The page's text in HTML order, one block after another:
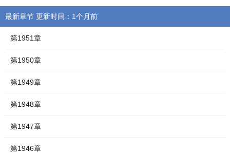
最新章节 更新时间：1个月前
第1951章
第1950章
第1949章
第1948章
第1947章
第1946章